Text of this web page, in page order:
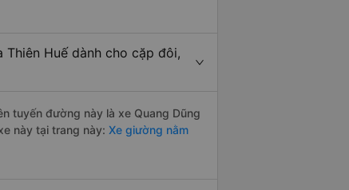
Thiên Huế dành cho cặp đôi,
tuyến đường này là xe Quang Dũng
này tại trang này: Xe giường nằm